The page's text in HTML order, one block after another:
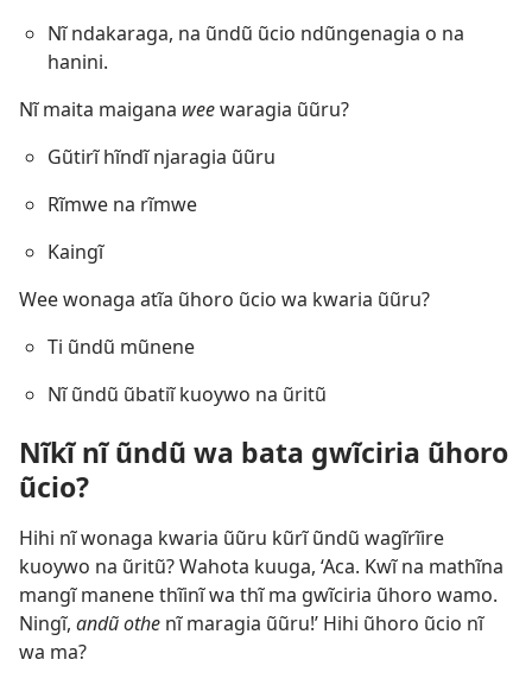
Nĩ ndakaraga, na ũndũ ũcio ndũngenagia o na
hanini.
Nĩ maita maigana weewaragia ũũru?
Gũtirĩ hĩndĩ njaragia ũũru
Rĩmwe na rĩmwe
Kaingĩ
Wee wonaga atĩa ũhoro ũcio wa kwaria ũũru?
Ti ũndũ mũnene
Nĩ ũndũ ũbatiĩ kuoywo na ũritũ
Nĩkĩ nĩ ũndũ wa bata gwĩciria ũhoro
ũcio?
Hihi nĩ wonaga kwaria ũũru kũrĩ ũndũ wagĩrĩire
kuoywo na ũritũ? Wahota kuuga, ‘Aca. Kwĩ na mathĩna
mangĩ manene thĩinĩ wa thĩ ma gwĩciria ũhoro wamo.
Ningĩ, andũ othe nĩ maragia ũũru!’ Hihi ũhoro ũcio nĩ
wa ma?